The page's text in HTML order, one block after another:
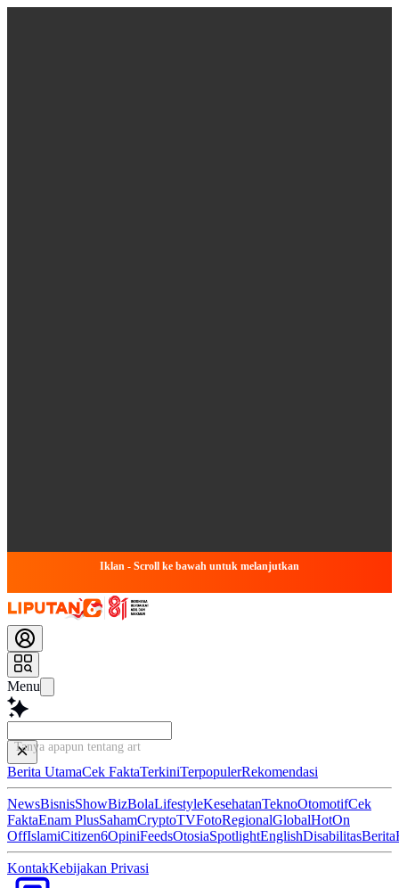
Iklan - Scroll ke bawah untuk melanjutkan
Menu
Tanya apapun tentang artikel ini...
Berita UtamaCek FaktaTerkiniTerpopulerRekomendasi
NewsBisnisShowBizBolaLifestyleKesehatanTeknoOtomotifCek
FaktaEnam PlusSahamCryptoTVFotoRegionalGlobalHotOn
OffIslamiCitizen6OpiniFeedsOtosiaSpotlightEnglishDisabilitasBerita
KontakKebijakan Privasi